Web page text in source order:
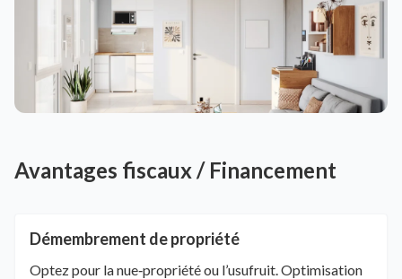
Avantages fiscaux / Financement
Démembrement de propriété
Optez pour la nue‑propriété ou l’usufruit. Optimisation